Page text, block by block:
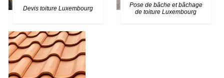
Devis toiture Luxembourg
Pose de bâche et bâchage
de toiture Luxembourg